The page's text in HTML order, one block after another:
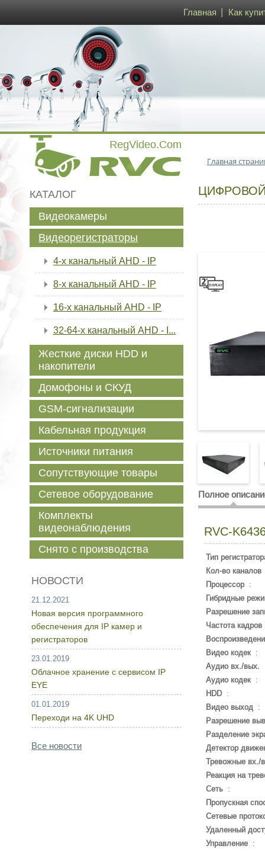
Главная Как
Главная
ЦИФРОВОЙ
Полное
RVC-
Тип
Кол-во каналов
Процессор:
Гибридные
Разрешение
Частота кадров
Видео кодек:
Аудио вх./вых.
Аудио кодек:
HDD:
Видео выход :
Разрешение
Разделение
Детектор
Тревожные вх./
Реакция на
Сеть :
Пропускная
Сетевые
Удаленный
Управление :
КАТАЛОГ
Видеокамеры
Видеорегистраторы
4-х канальный AHD - IP
8-х канальный AHD - IP
16-х канальный AHD - IP
32-64-x канальный AHD - I...
Жесткие диски HDD и
накопители
Домофоны и СКУД
GSM-сигнализации
Кабельная продукция
Источники питания
Сопутствующие товары
Сетевое оборудование
Комплекты
видеонаблюдения
Снято с производства
НОВОСТИ
21.12.2021
Новая версия программного
обеспечения для IP камер и
регистраторов
23.01.2019
Облачное хранение с сервисом IP
EYE
01.01.2019
Переходи на 4K UHD
Все новости